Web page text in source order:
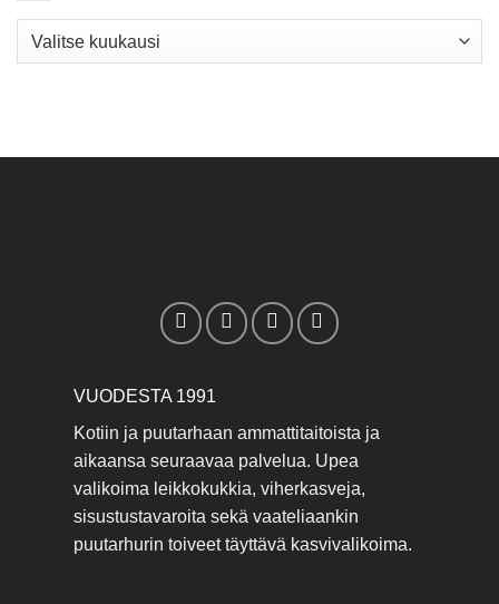
Arkisto
VUODESTA 1991
Kotiin ja puutarhaan ammattitaitoista ja
aikaansa seuraavaa palvelua. Upea
valikoima leikkokukkia, viherkasveja,
sisustustavaroita sekä vaateliaankin
puutarhurin toiveet täyttävä kasvivalikoima.